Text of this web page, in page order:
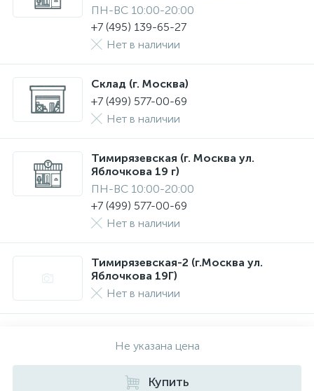
ПН-ВС 10:00-20:00
+7 (495) 139-65-27
Нет в наличии
Склад (г. Москва)
+7 (499) 577-00-69
Нет в наличии
Тимирязевская (г. Москва ул.
Яблочкова 19 г)
ПН-ВС 10:00-20:00
+7 (499) 577-00-69
Нет в наличии
Тимирязевская-2 (г.Москва ул.
Яблочкова 19Г)
Нет в наличии
Не указана цена
Купить